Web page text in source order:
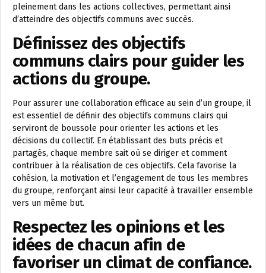
pleinement dans les actions collectives, permettant ainsi
d’atteindre des objectifs communs avec succès.
Définissez des objectifs
communs clairs pour guider les
actions du groupe.
Pour assurer une collaboration efficace au sein d’un groupe, il
est essentiel de définir des objectifs communs clairs qui
serviront de boussole pour orienter les actions et les
décisions du collectif. En établissant des buts précis et
partagés, chaque membre sait où se diriger et comment
contribuer à la réalisation de ces objectifs. Cela favorise la
cohésion, la motivation et l’engagement de tous les membres
du groupe, renforçant ainsi leur capacité à travailler ensemble
vers un même but.
Respectez les opinions et les
idées de chacun afin de
favoriser un climat de confiance.